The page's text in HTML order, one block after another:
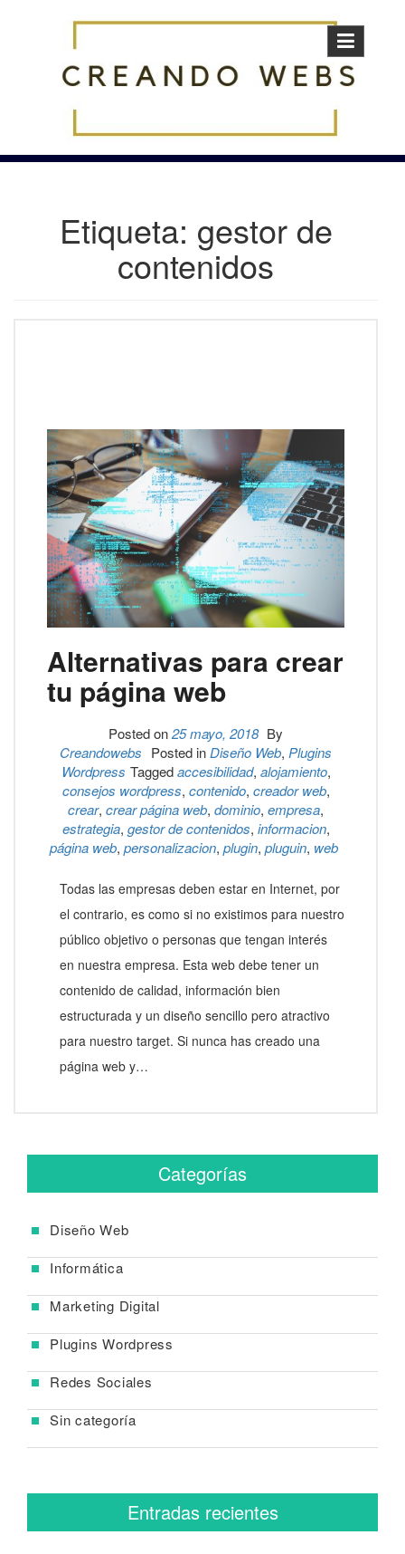
Etiqueta: gestor de
contenidos
Alternativas para crear
tu página web
Posted on25 mayo, 2018 By
Creandowebs Posted inDiseño Web, Plugins
Wordpress Taggedaccesibilidad, alojamiento,
consejos wordpress, contenido, creador web,
crear, crear página web, dominio, empresa,
estrategia, gestor de contenidos, informacion,
página web, personalizacion, plugin, pluguin, web
Todas las empresas deben estar en Internet, por
el contrario, es como si no existimos para nuestro
público objetivo o personas que tengan interés
en nuestra empresa. Esta web debe tener un
contenido de calidad, información bien
estructurada y un diseño sencillo pero atractivo
para nuestro target. Si nunca has creado una
página web y…
Categorías
Diseño Web
Informática
Marketing Digital
Plugins Wordpress
Redes Sociales
Sin categoría
Entradas recientes